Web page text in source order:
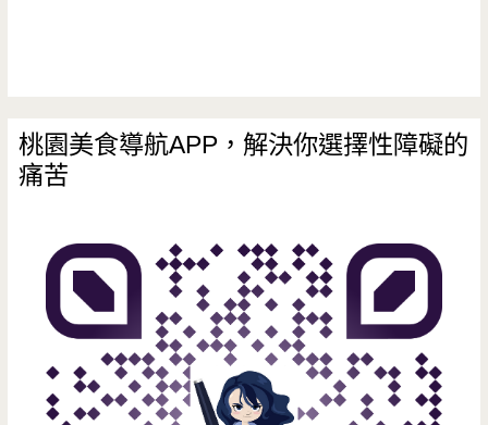
桃園美食導航APP，解決你選擇性障礙的
痛苦